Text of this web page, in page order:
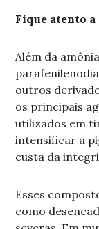
Fique atento
Além da
outros
os principais
utilizados em
intensificar a
custa da
Esses
como